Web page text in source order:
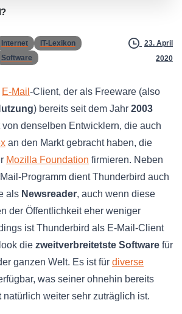
Internet
IT-Lexikon
Software
23. April
2020
E-Mail -Client, der als Freeware (also
) bereits seit dem Jahr 2003
von denselben Entwicklern, die auch
an den Markt gebracht haben, die
Mozilla Foundation firmieren. Neben
Programm dient Thunderbird auch
als Newsreader, auch wenn diese
der Öffentlichkeit eher weniger
ist Thunderbird als E-Mail-Client
die zweitverbreitetste Software für
ganzen Welt. Es ist für diverse
was seiner ohnehin bereits
natürlich weiter sehr zuträglich ist.